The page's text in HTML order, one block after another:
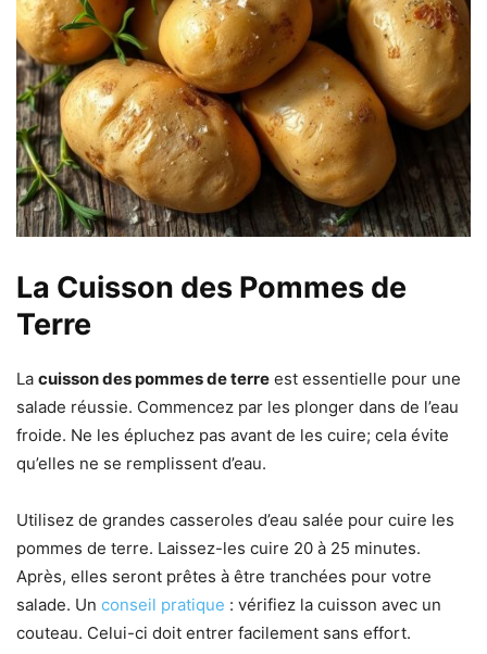
La Cuisson des Pommes de
Terre
La cuisson des pommes de terre est essentielle pour une
salade réussie. Commencez par les plonger dans de l’eau
froide. Ne les épluchez pas avant de les cuire; cela évite
qu’elles ne se remplissent d’eau.
Utilisez de grandes casseroles d’eau salée pour cuire les
pommes de terre. Laissez-les cuire 20 à 25 minutes.
Après, elles seront prêtes à être tranchées pour votre
salade. Un conseil pratique : vérifiez la cuisson avec un
couteau. Celui-ci doit entrer facilement sans effort.